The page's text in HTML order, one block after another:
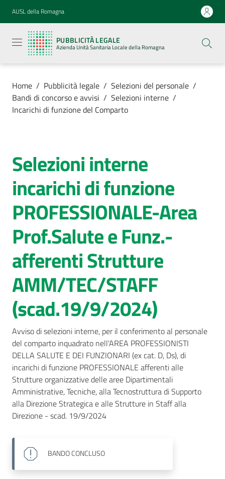
Vai al contenuto
Vai alla navigazione
Vai al footer
AUSL della Romagna
PUBBLICITÀ LEGALE
Azienda Unità Sanitaria Locale della Romagna
legale
Azienda
Unità
Locale della
Servizi
Luoghi di
cura
AUSL
Comunica
Home / Pubblicità legale / Selezioni del personale /
Bandi di concorso e avvisi / Selezioni interne /
Incarichi di funzione del Comparto
Salta al contenuto
Selezioni interne
incarichi di funzione
PROFESSIONALE-Area
Prof.Salute e Funz.-
afferenti Strutture
AMM/TEC/STAFF
(scad.19/9/2024)
Avviso di selezioni interne, per il conferimento al personale
del comparto inquadrato nell'AREA PROFESSIONISTI
DELLA SALUTE E DEI FUNZIONARI (ex cat. D, Ds), di
incarichi di funzione PROFESSIONALE afferenti alle
Strutture organizzative delle aree Dipartimentali
Amministrative, Tecniche, alla Tecnostruttura di Supporto
alla Direzione Strategica e alle Strutture in Staff alla
Direzione - scad. 19/9/2024
BANDOCONCLUSO